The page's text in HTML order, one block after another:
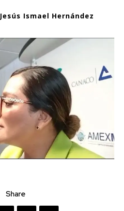
Jesús Ismael Hernández
Share